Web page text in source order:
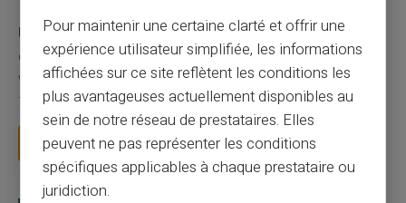
Une carte bancaire gratuite sans compte, ça
existe ?
Vous avez tapé cette recherche parce que votre banque vous
facture 50 € par an pour une carte que vo...
Lire la suite
Pour maintenir une certaine clarté et offrir une
expérience utilisateur simplifiée, les informations
affichées sur ce site reflètent les conditions les
plus avantageuses actuellement disponibles au
sein de notre réseau de prestataires. Elles
peuvent ne pas représenter les conditions
spécifiques applicables à chaque prestataire ou
juridiction.